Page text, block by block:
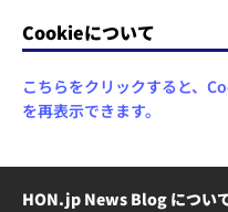
Cookieについて
こちらをクリックすると、
を再表示できます。
HON.jp News Blog につい